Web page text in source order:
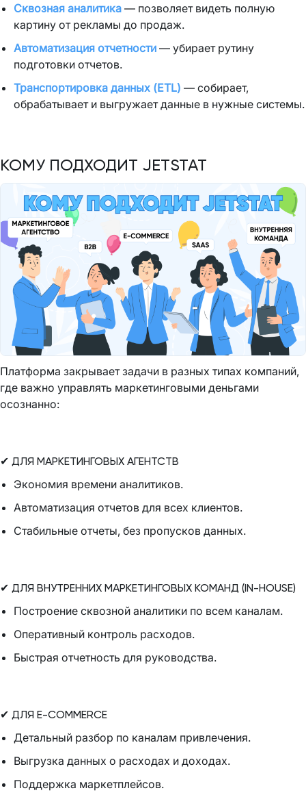
Сквозная аналитика — позволяет видеть полную
картину от рекламы до продаж.
Автоматизация отчетности — убирает рутину
подготовки отчетов.
Транспортировка данных (ETL) — собирает,
обрабатывает и выгружает данные в нужные системы.
КОМУ ПОДХОДИТ JETSTAT
Платформа закрывает задачи в разных типах компаний,
где важно управлять маркетинговыми деньгами
осознанно:
✔ ДЛЯ МАРКЕТИНГОВЫХ АГЕНТСТВ
Экономия времени аналитиков.
Автоматизация отчетов для всех клиентов.
Стабильные отчеты, без пропусков данных.
✔ ДЛЯ ВНУТРЕННИХ МАРКЕТИНГОВЫХ КОМАНД (IN-HOUSE)
Построение сквозной аналитики по всем каналам.
Оперативный контроль расходов.
Быстрая отчетность для руководства.
✔ ДЛЯ E-COMMERCE
Детальный разбор по каналам привлечения.
Выгрузка данных о расходах и доходах.
Поддержка маркетплейсов.